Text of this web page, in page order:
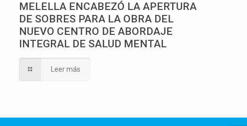
MELELLA ENCABEZÓ LA APERTURA
DE SOBRES PARA LA OBRA DEL
NUEVO CENTRO DE ABORDAJE
INTEGRAL DE SALUD MENTAL
Leer más